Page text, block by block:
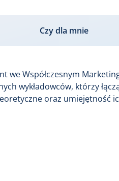
Czy dla mnie
we Współczesnym
wykładowców, którzy
oraz umiejętność